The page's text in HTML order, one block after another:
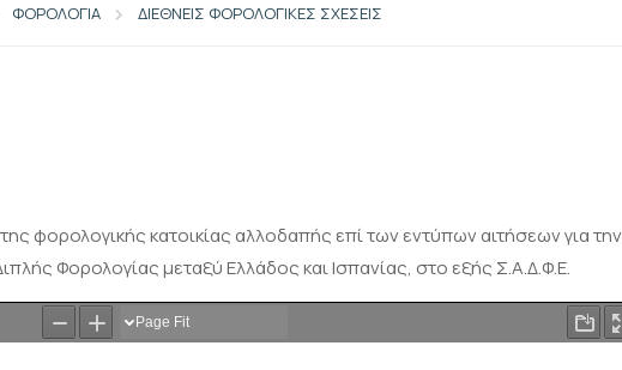
ΦΟΡΟΛΟΓΙΑ ΔΙΕΘΝΕΙΣ ΦΟΡΟΛΟΓΙΚΕΣ ΣΧΕΣΕΙΣ
φορολογικής κατοικίας αλλοδαπής επί των εντύπων αιτήσεων για την
Φορολογίας μεταξύ Ελλάδος και Ισπανίας, στο εξής Σ.Α.Δ.Φ.Ε.